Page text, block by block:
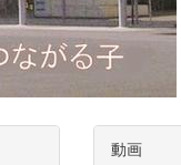
動画